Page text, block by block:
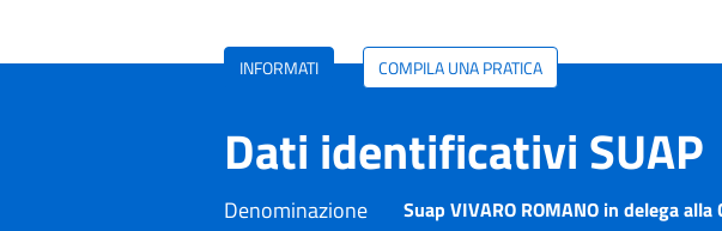
INFORMATI COMPILA UNA PRATICA
Dati identificativi SUAP
Denominazione Suap VIVARO ROMANO in delega alla